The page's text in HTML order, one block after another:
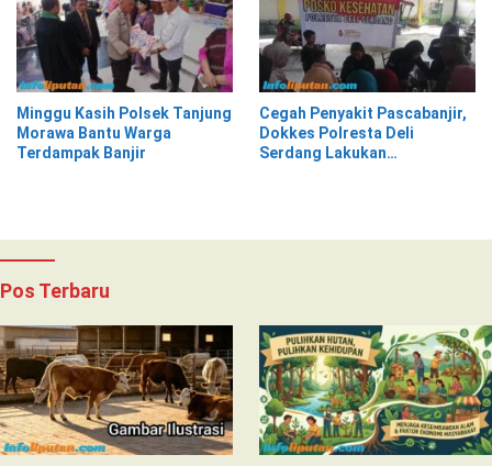
Minggu Kasih Polsek Tanjung
Morawa Bantu Warga
Terdampak Banjir
Cegah Penyakit Pascabanjir,
Dokkes Polresta Deli
Serdang Lakukan
Pos Terbaru